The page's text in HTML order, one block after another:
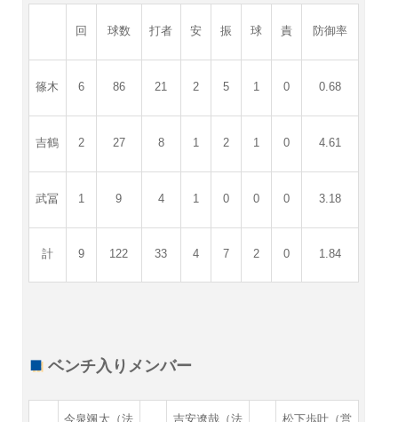
回 球数 打者 安 振 球 責 防御率
篠木 6 86 21 2 5 1 0 0.68
吉鶴 2 27 8 1 2 1 0 4.61
武冨 1 9 4 1 0 0 0 3.18
計 9 122 33 4 7 2 0 1.84
ベンチ入りメンバー
今泉颯太（法
吉安遼哉（法
松下歩叶（営